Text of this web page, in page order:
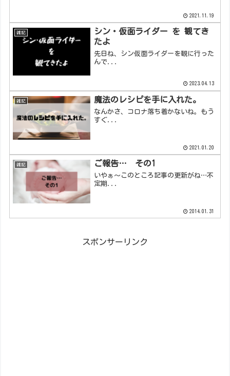
2021.11.19
雑記
シン・仮面ライダー を 観てき
たよ
先日ね、シン仮面ライダーを観に行った
んで...
2023.04.13
雑記 魔法のレシピを手に入れた。
なんかさ、コロナ落ち着かないね。もう
すぐ...
2021.01.20
雑記 ご報告… その1
いやぁ～このところ記事の更新がね…不
定期...
2014.01.31
スポンサーリンク